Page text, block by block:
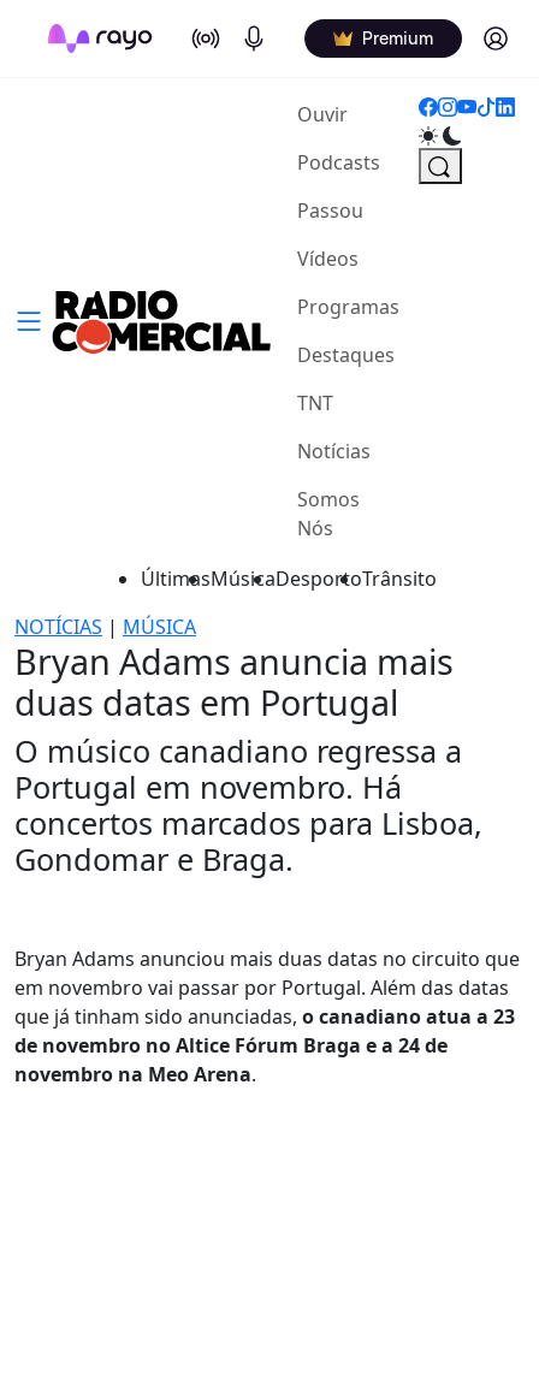
On Air Podcasts Premium Log in
Ouvir(current)
Podcasts
Passou
Vídeos
Programas
Destaques
TNT
Notícias
Somos
Nós
ÚltimasMúsicaDesportoTrânsito
NOTÍCIAS | MÚSICA
Bryan Adams anuncia mais
duas datas em Portugal
O músico canadiano regressa a
Portugal em novembro. Há
concertos marcados para Lisboa,
Gondomar e Braga.
Bryan Adams anunciou mais duas datas no circuito que
em novembro vai passar por Portugal. Além das datas
que já tinham sido anunciadas, o canadiano atua a 23
de novembro no Altice Fórum Braga e a 24 de
novembro na Meo Arena.